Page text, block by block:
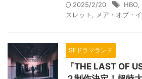
2025/2/20 HBO
スレット
メア・オブ・
SFドラマランド
『THE LAST OF